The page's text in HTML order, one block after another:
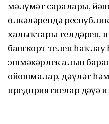
мәғлүмәт саралары,
өлкәләрендә
халыҡтары телдәрен,
башҡорт телен һаҡлау
эшмәкәрлек алып
ойошмалар, дәүләт
предприятиелар дәғүә